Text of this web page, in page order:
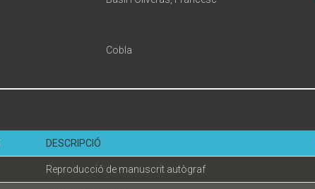
Cobla
DESCRIPCIÓ
Reproducció de manuscrit autògraf